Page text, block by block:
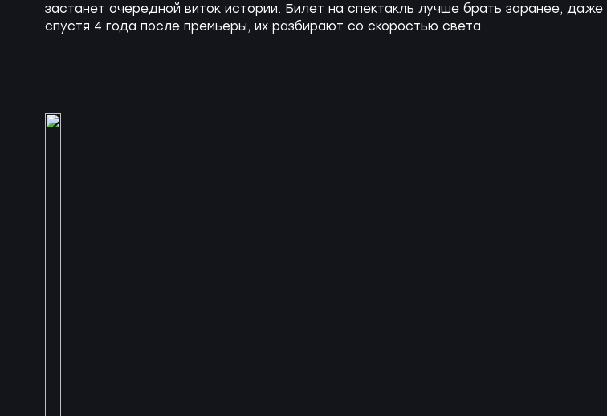
застанет очередной виток истории. Билет на спектакль лучше брать заранее, даже
спустя 4 года после премьеры, их разбирают со скоростью света.